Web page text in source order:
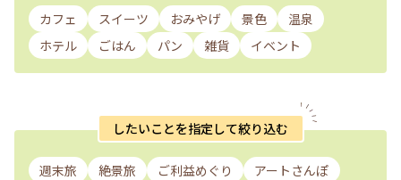
カフェ スイーツ おみやげ 景色
温泉
ホテル
ごはん パン 雑貨 イベント
したいことを指定して絞り込む
週末旅 絶景旅 ご利益めぐり
アートさんぽ